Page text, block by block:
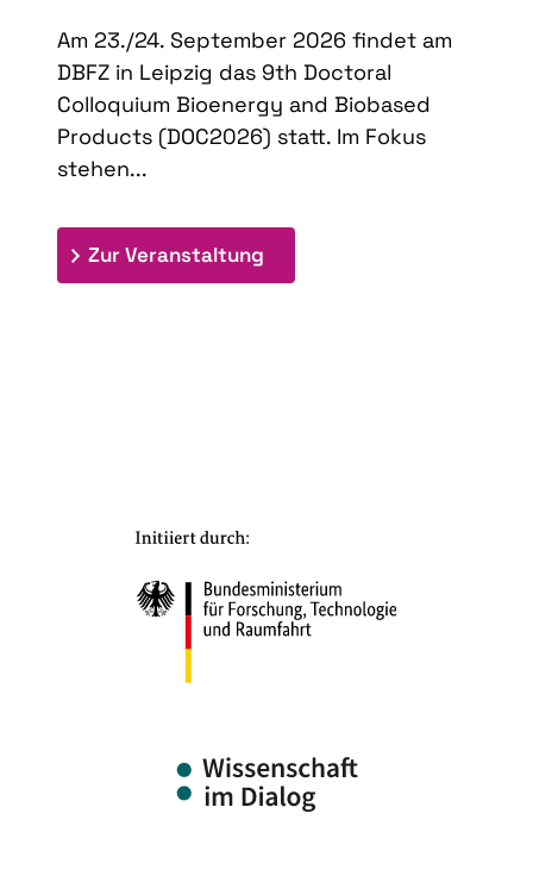
Am 23./24. September 2026 findet am
DBFZ in Leipzig das 9th Doctoral
Colloquium Bioenergy and Biobased
Products (DOC2026) statt. Im Fokus
stehen...
Zur Veranstaltung